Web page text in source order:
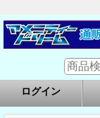
ログイン